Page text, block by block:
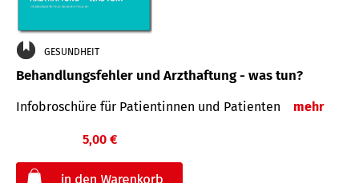
GESUNDHEIT
Behandlungsfehler und Arzthaftung - was tun?
Infobroschüre für Patientinnen und Patienten mehr
5,00 €